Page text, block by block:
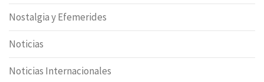
Nostalgia y Efemerides
Noticias
Noticias Internacionales